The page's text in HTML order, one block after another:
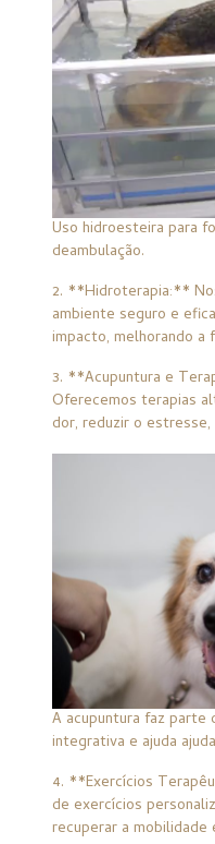
Uso hidroesteira para
deambulação.
2. **Hidroterapia:**
ambiente seguro e
impacto, melhorando a
3. **Acupuntura e
Oferecemos terapias
dor, reduzir o
A acupuntura faz parte
integrativa e ajuda
4. **Exercícios
de exercícios
recuperar a mobilidade